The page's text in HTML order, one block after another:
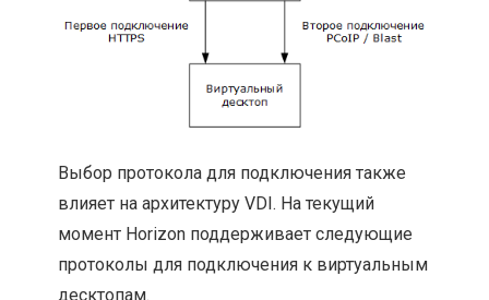
Выбор протокола для подключения также
влияет на архитектуру VDI. На текущий
момент Horizon поддерживает следующие
протоколы для подключения к виртуальным
десктопам.